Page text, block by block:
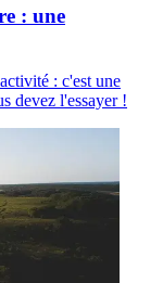
: une
: c'est une
devez l'essayer !